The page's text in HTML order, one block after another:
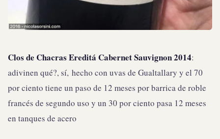
Clos de Chacras Ereditá Cabernet Sauvignon 2014:
adivinen qué?, sí, hecho con uvas de Gualtallary y el 70
por ciento tiene un paso de 12 meses por barrica de roble
francés de segundo uso y un 30 por ciento pasa 12 meses
en tanques de acero